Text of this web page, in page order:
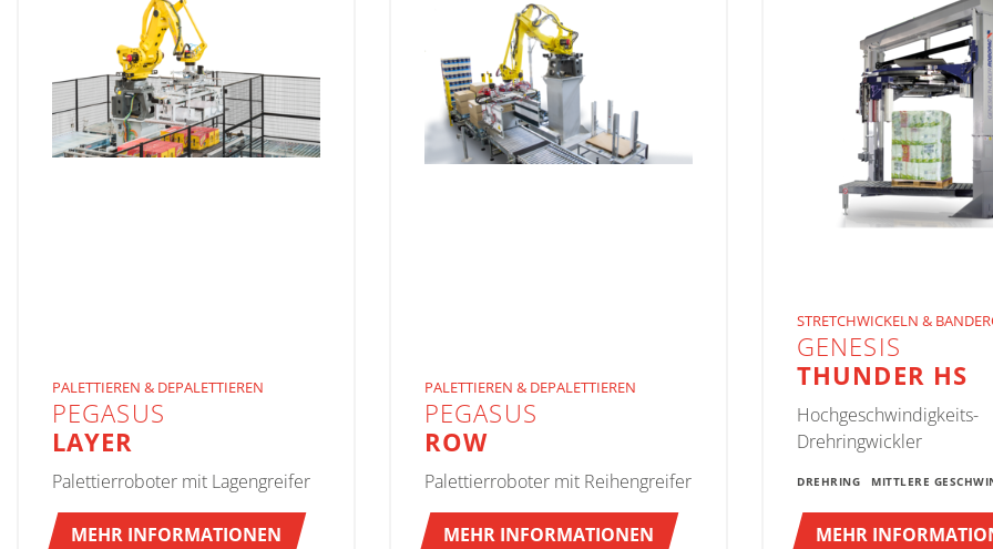
PALETTIEREN & DEPALETTIEREN
PEGASUS
LAYER
Palettierroboter mit Lagengreifer
MEHR INFORMATIONEN
PALETTIEREN & DEPALETTIEREN
PEGASUS
ROW
Palettierroboter mit Reihengreifer
MEHR INFORMATIONEN
STRETCHWICKELN &
GENESIS
THUNDER HS
Hochgeschwindigkeits-
Drehringwickler
DREHRING MITTLERE
MEHR